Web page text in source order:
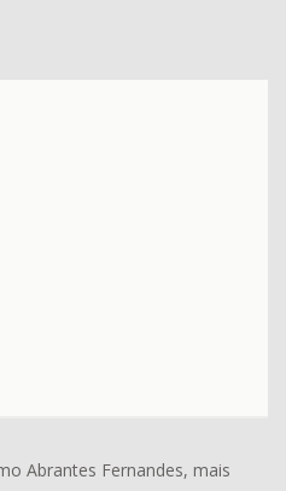
Abrantes Fernandes, mais